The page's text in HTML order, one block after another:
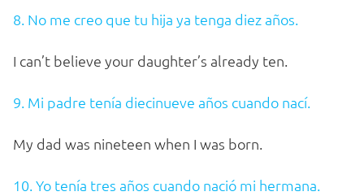
8. No me creo que tu hija ya tenga diez años.
I can’t believe your daughter’s already ten.
9. Mi padre tenía diecinueve años cuando nací.
My dad was nineteen when I was born.
10. Yo tenía tres años cuando nació mi hermana.